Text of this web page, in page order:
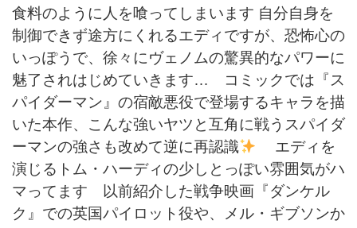
食料のように人を喰ってしまいます 自分自身を
制御できず途方にくれるエディですが、恐怖心の
いっぽうで、徐々にヴェノムの驚異的なパワーに
魅了されはじめていきます… コミックでは『ス
パイダーマン』の宿敵悪役で登場するキャラを描
いた本作、こんな強いヤツと互角に戦うスパイダ
ーマンの強さも改めて逆に再認識
エディを
演じるトム・ハーディの少しとっぽい雰囲気がハ
マってます 以前紹介した戦争映画『ダンケル
ク』での英国パイロット役や、メル・ギブソンか